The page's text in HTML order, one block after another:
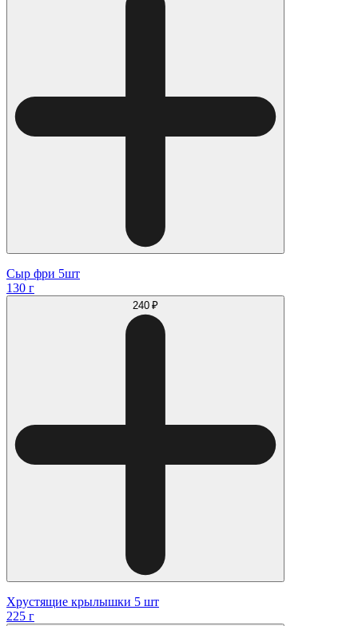
Сыр фри 5шт
130 г
240 ₽
Хрустящие крылышки 5 шт
225 г